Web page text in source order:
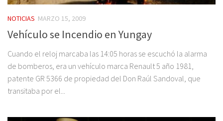
NOTICIAS MARZO 15, 2009
Vehículo se Incendio en Yungay
Cuando el reloj marcaba las 14:05 horas se escuchó la alarma
de bomberos, era un vehículo marca Renault 5 año 1981,
patente GR 5366 de propiedad del Don Raúl Sandoval, que
transitaba por el...